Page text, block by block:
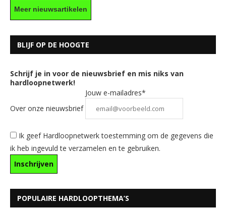
Meer nieuwsartikelen
BLIJF OP DE HOOGTE
Schrijf je in voor de nieuwsbrief en mis niks van
hardloopnetwerk!
Over onze nieuwsbrief
Jouw e-mailadres*
Ik geef Hardloopnetwerk toestemming om de gegevens die
ik heb ingevuld te verzamelen en te gebruiken.
POPULAIRE HARDLOOPTHEMA’S